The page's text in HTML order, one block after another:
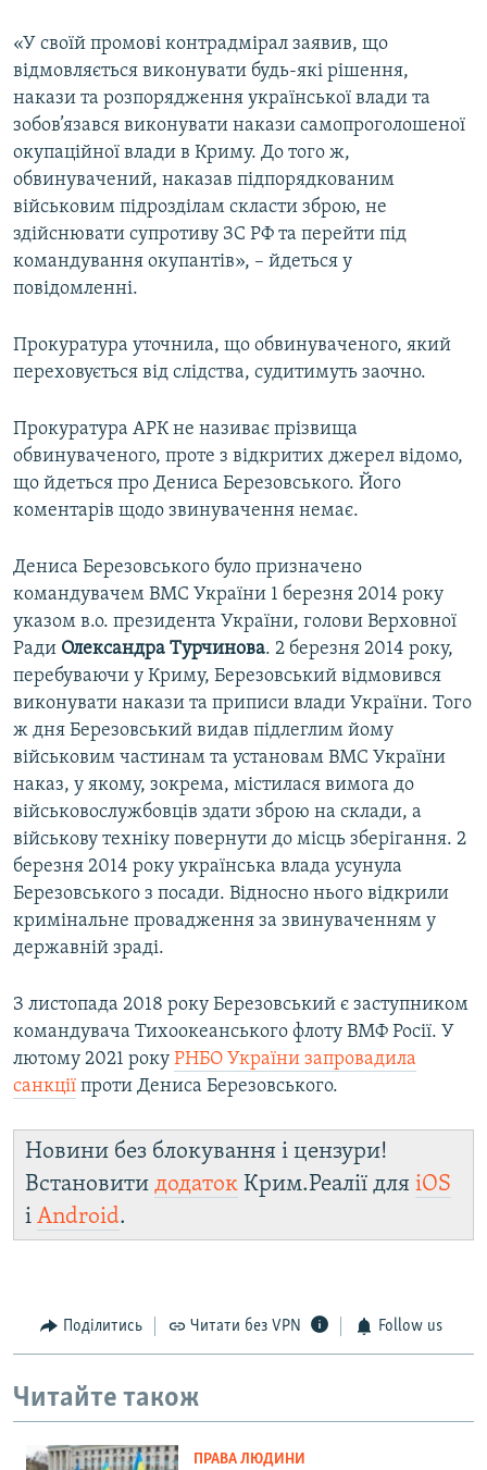
«У своїй промові контрадмірал заявив, що
відмовляється виконувати будь-які рішення,
накази та розпорядження української влади та
зобов’язався виконувати накази самопроголошеної
окупаційної влади в Криму. До того ж,
обвинувачений, наказав підпорядкованим
військовим підрозділам скласти зброю, не
здійснювати супротиву ЗС РФ та перейти під
командування окупантів», – йдеться у
повідомленні.
Прокуратура уточнила, що обвинуваченого, який
переховується від слідства, судитимуть заочно.
Прокуратура АРК не називає прізвища
обвинуваченого, проте з відкритих джерел відомо,
що йдеться про Дениса Березовського. Його
коментарів щодо звинувачення немає.
Дениса Березовського було призначено
командувачем ВМС України 1 березня 2014 року
указом в.о. президента України, голови Верховної
Ради Олександра Турчинова. 2 березня 2014 року,
перебуваючи у Криму, Березовський відмовився
виконувати накази та приписи влади України. Того
ж дня Березовський видав підлеглим йому
військовим частинам та установам ВМС України
наказ, у якому, зокрема, містилася вимога до
військовослужбовців здати зброю на склади, а
військову техніку повернути до місць зберігання. 2
березня 2014 року українська влада усунула
Березовського з посади. Відносно нього відкрили
кримінальне провадження за звинуваченням у
державній зраді.
З листопада 2018 року Березовський є заступником
командувача Тихоокеанського флоту ВМФ Росії. У
лютому 2021 року РНБО України запровадила
санкції проти Дениса Березовського.
Новини без блокування і цензури!
Встановити додаток Крим.Реалії для iOS
і Android.
Поділитись Читати без VPN Follow us
Читайте також
ПРАВА ЛЮДИНИ